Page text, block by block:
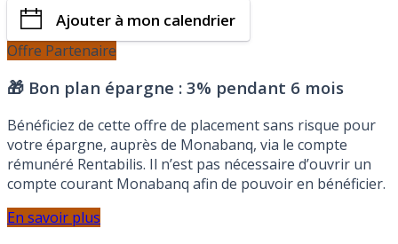
Ajouter à mon calendrier
Offre Partenaire
🎁 Bon plan épargne : 3% pendant 6 mois
Bénéficiez de cette offre de placement sans risque pour
votre épargne, auprès de Monabanq, via le compte
rémunéré Rentabilis. Il n’est pas nécessaire d’ouvrir un
compte courant Monabanq afin de pouvoir en bénéficier.
En savoir plus